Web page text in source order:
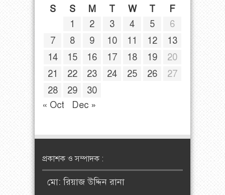
S
S M T W T
F
1
2 3 4 5
6
7
8 9 10 11 12
13
14
15 16 17 18 19
20
21
22 23 24 25 26
27
28
29
30
« Oct
Dec »
প্রকাশক ও সম্পাদক :
মো: রিয়াজ উদ্দিন রানা